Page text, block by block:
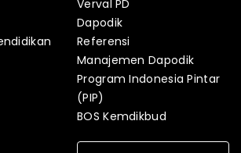
Verval PD
Dapodik
Referensi
Manajemen Dapodik
Program Indonesia Pintar
(PIP)
BOS Kemdikbud